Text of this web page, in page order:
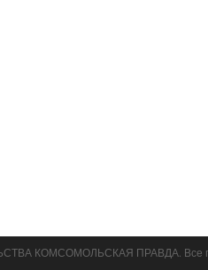
КОМСОМОЛЬСКАЯ ПРАВДА. Все